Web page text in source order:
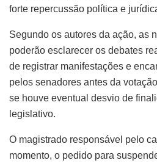
forte repercussão política e
Segundo os autores da ação, as
poderão esclarecer os debates
de registrar manifestações e
pelos senadores antes da
se houve eventual desvio de
legislativo.
O magistrado responsável pelo
momento, o pedido para